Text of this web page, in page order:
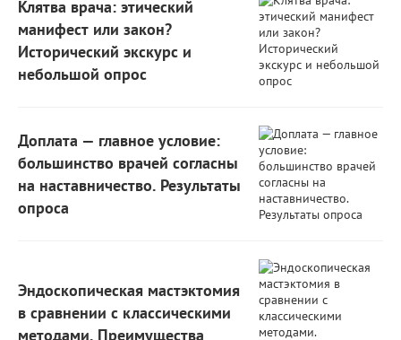
Клятва врача: этический
манифест или закон?
Исторический экскурс и
небольшой опрос
Доплата — главное условие:
большинство врачей согласны
на наставничество. Результаты
опроса
Эндоскопическая мастэктомия
в сравнении с классическими
методами. Преимущества